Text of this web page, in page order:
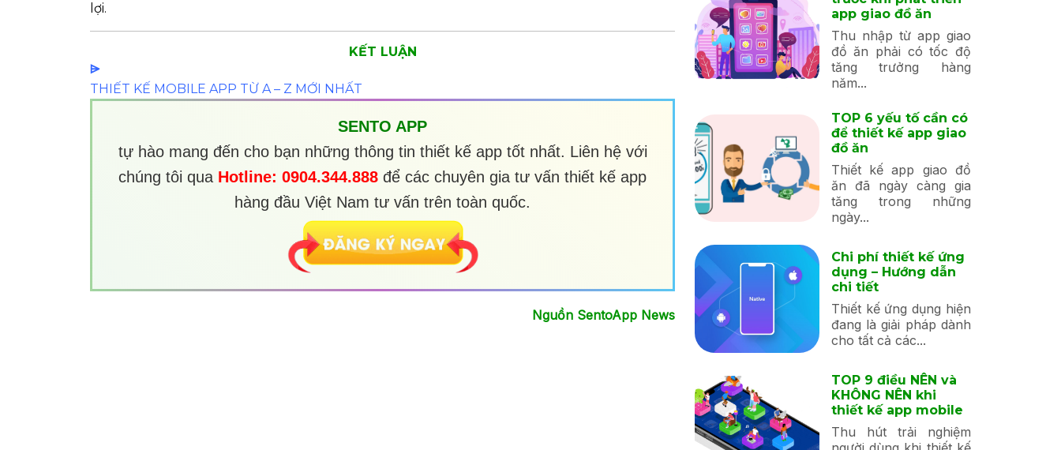
lợi.
KẾT LUẬN
⩥
THIẾT KẾ MOBILE APP TỪ A – Z MỚI NHẤT
SENTO APP
tự hào mang đến cho bạn những thông tin thiết kế app tốt nhất. Liên hệ với
chúng tôi qua Hotline: 0904.344.888 để các chuyên gia tư vấn thiết kế app
hàng đầu Việt Nam tư vấn trên toàn quốc.
Nguồn SentoApp News
app giao đồ ăn
Thu nhập từ app giao
đồ ăn phải có tốc độ
tăng trưởng hàng
năm...
TOP 6 yếu tố cần có
để thiết kế app giao
đồ ăn
Thiết kế app giao đồ
ăn đã ngày càng gia
tăng trong những
ngày...
Chi phí thiết kế ứng
dụng – Hướng dẫn
chi tiết
Thiết kế ứng dụng hiện
đang là giải pháp dành
cho tất cả các...
TOP 9 điều NÊN và
KHÔNG NÊN khi
thiết kế app mobile
Thu hút trải nghiệm